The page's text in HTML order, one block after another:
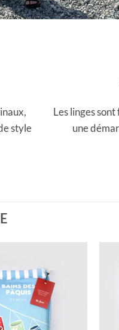
style
Les linges
une